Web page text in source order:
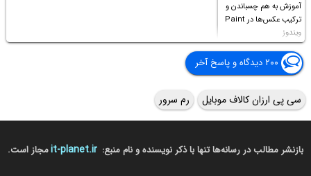
آموزش به هم چسباندن و
ترکیب عکس‌ها در Paint
ویندوز
۲۰۰ دیدگاه و پاسخ آخر
سی پی ارزان کالاف موبایل رم سرور
بازنشر مطالب در رسانه‌ها تنها با ذکر نویسنده و نام منبع: it-planet.irمجاز است.